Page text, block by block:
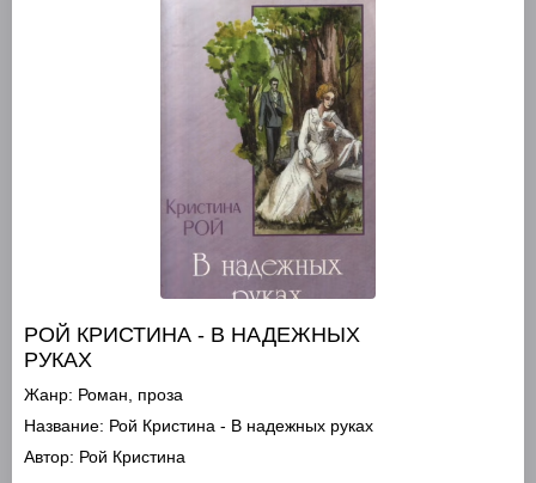
РОЙ КРИСТИНА - В НАДЕЖНЫХ
РУКАХ
Жанр: Роман, проза
Название: Рой Кристина - В надежных руках
Автор: Рой Кристина